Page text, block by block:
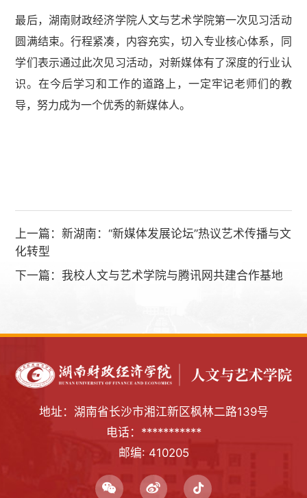
最后，湖南财政经济学院人文与艺术学院第一次见习活动
圆满结束。行程紧凑，内容充实，切入专业核心体系，同
学们表示通过此次见习活动，对新媒体有了深度的行业认
识。在今后学习和工作的道路上，一定牢记老师们的教
导，努力成为一个优秀的新媒体人。
上一篇：新湖南：“新媒体发展论坛”热议艺术传播与文
化转型
下一篇：我校人文与艺术学院与腾讯网共建合作基地
地址：湖南省长沙市湘江新区枫林二路139号
电话：***********
邮编: 410205